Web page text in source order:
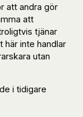
att andra gör
att
tjänar
här inte handlar
utan
i tidigare